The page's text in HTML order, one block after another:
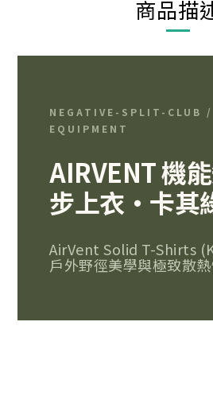
商品描
NEGATIVE-SPLIT-CLUB /
EQUIPMENT
AIRVENT 機
步上衣・卡其
AirVent Solid T-Shirts
戶外野徑美學與極致散